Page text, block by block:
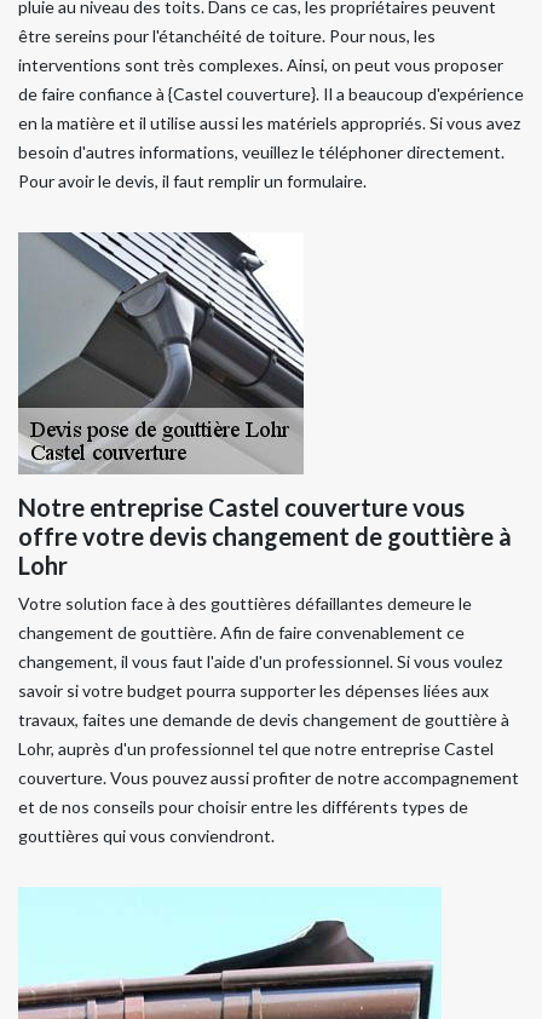
pluie au niveau des toits. Dans ce cas, les propriétaires peuvent
être sereins pour l'étanchéité de toiture. Pour nous, les
interventions sont très complexes. Ainsi, on peut vous proposer
de faire confiance à {Castel couverture}. Il a beaucoup d'expérience
en la matière et il utilise aussi les matériels appropriés. Si vous avez
besoin d'autres informations, veuillez le téléphoner directement.
Pour avoir le devis, il faut remplir un formulaire.
Notre entreprise Castel couverture vous
offre votre devis changement de gouttière à
Lohr
Votre solution face à des gouttières défaillantes demeure le
changement de gouttière. Afin de faire convenablement ce
changement, il vous faut l'aide d'un professionnel. Si vous voulez
savoir si votre budget pourra supporter les dépenses liées aux
travaux, faites une demande de devis changement de gouttière à
Lohr, auprès d'un professionnel tel que notre entreprise Castel
couverture. Vous pouvez aussi profiter de notre accompagnement
et de nos conseils pour choisir entre les différents types de
gouttières qui vous conviendront.